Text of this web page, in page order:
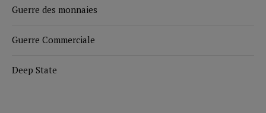
Guerre des monnaies
Guerre Commerciale
Deep State